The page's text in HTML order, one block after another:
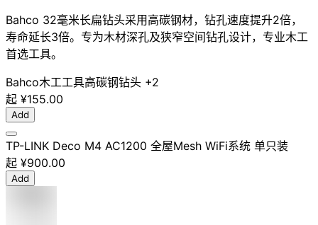
Bahco 32毫米长扁钻头采用高碳钢材，钻孔速度提升2倍，
寿命延长3倍。专为木材深孔及狭窄空间钻孔设计，专业木工
首选工具。
Bahco木工工具高碳钢钻头 +2
起 ¥155.00
Add
TP-LINK Deco M4 AC1200 全屋Mesh WiFi系统 单只装
起 ¥900.00
Add